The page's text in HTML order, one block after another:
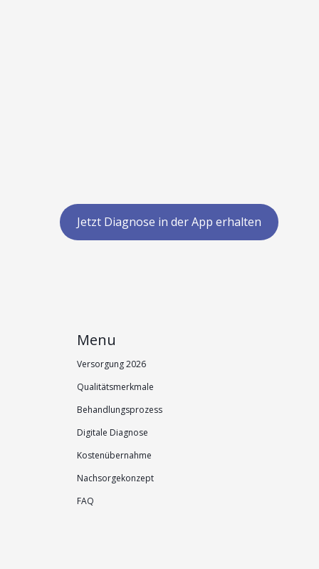
Jetzt Diagnose in der App erhalten
Menu
Versorgung 2026
Qualitätsmerkmale
Behandlungsprozess
Digitale Diagnose
Kostenübernahme
Nachsorgekonzept
FAQ